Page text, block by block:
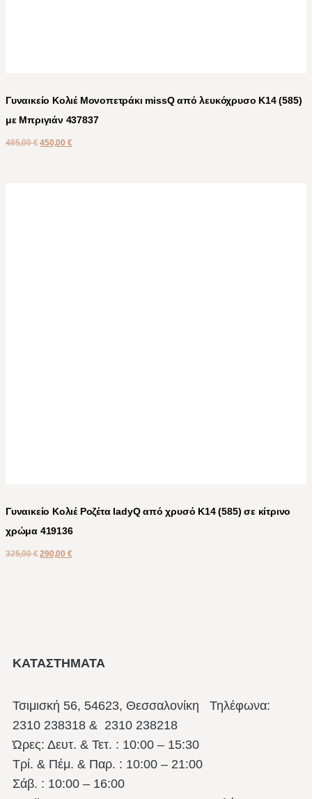
Γυναικείο Κολιέ Μονοπετράκι missQ από λευκόχρυσο Κ14 (585)
με Μπριγιάν 437837
485,00€ 450,00 €
Γυναικείο Κολιέ Ροζέτα ladyQ από χρυσό Κ14 (585) σε κίτρινο
χρώμα 419136
325,00€ 290,00 €
ΚΑΤΑΣΤΗΜΑΤΑ
Τσιμισκή 56, 54623, Θεσσαλονίκη Τηλέφωνα:
2310 238318 & 2310 238218
Ώρες: Δευτ. & Τετ. : 10:00 – 15:30
Τρί. & Πέμ. & Παρ. : 10:00 – 21:00
Σάβ. : 10:00 – 16:00